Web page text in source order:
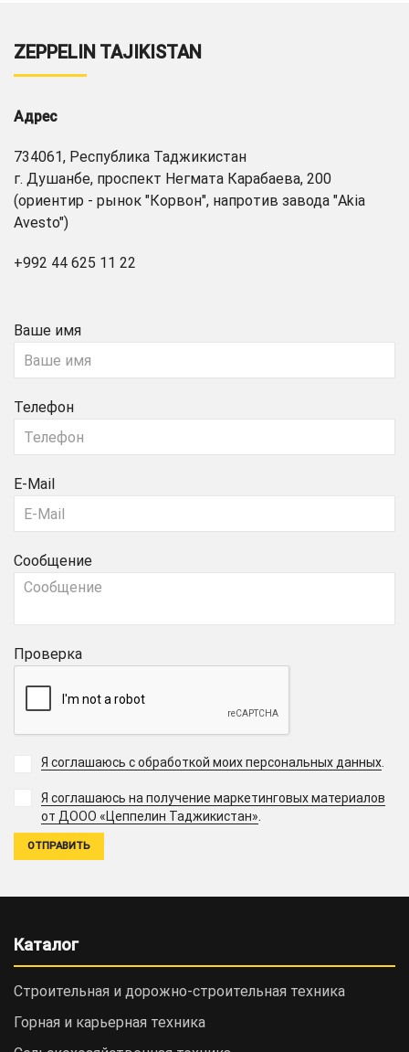
ZEPPELIN TAJIKISTAN
Адрес
734061, Республика Таджикистан
г. Душанбе, проспект Негмата Карабаева, 200
(ориентир - рынок "Корвон", напротив завода "Akia
Avesto")
+992 44 625 11 22
Ваше имя
Телефон
E-Mail
Сообщение
Проверка
Я соглашаюсь с обработкой моих персональных данных.
Я соглашаюсь на получение маркетинговых материалов
от ДООО «Цеппелин Таджикистан».
Каталог
Строительная и дорожно-cтроительная техника
Горная и карьерная техника